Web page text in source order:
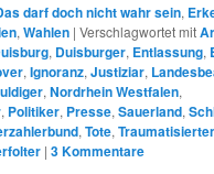
darf doch nicht wahr sein,
,Wahlen |Verschlagwortet mit
, Duisburger, Entlassung,
,Ignoranz,Justiziar,
,Nordrhein Westfalen,
, Politiker, Presse,Sauerland,
,Tote,
|3Kommentare